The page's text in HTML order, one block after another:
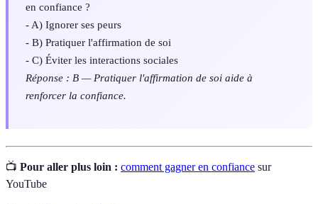
en confiance ?
- A) Ignorer ses peurs
- B) Pratiquer l'affirmation de soi
- C) Éviter les interactions sociales
Réponse : B — Pratiquer l'affirmation de soi aide à
renforcer la confiance.
📺 Pour aller plus loin : comment gagner en confiance sur
YouTube